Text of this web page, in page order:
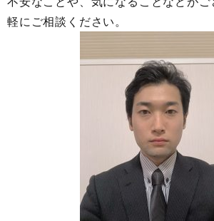
軽にご相談ください。